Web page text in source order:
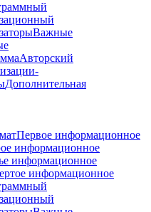
Важные
Авторский
Дополнительная
Первое информационное
информационное
информационное
информационное